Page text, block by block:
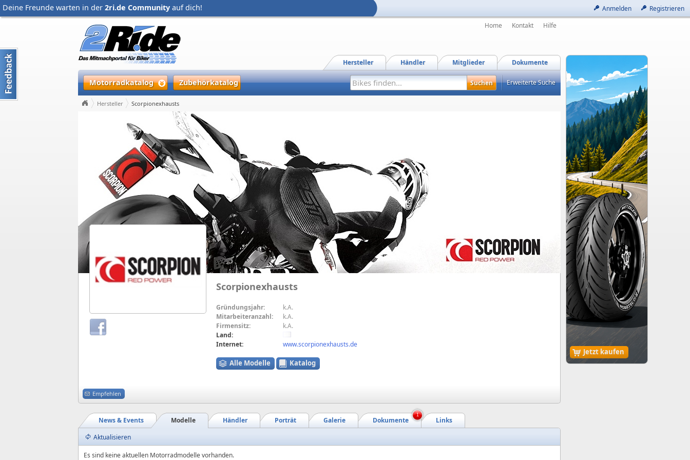
Anmelden Registrieren
Deine Freunde warten in der 2ri.de Community auf dich!
Jetzt kaufen
Home Kontakt Hilfe
Dokumente
Mitglieder
Händler
Hersteller
Motorradkatalog Zubehörkatalog Erweiterte Suche
Hersteller Scorpionexhausts
Scorpionexhausts
Gründungsjahr:
k.A.
Mitarbeiteranzahl:
k.A.
Firmensitz:
k.A.
Land:
Internet:
www.scorpionexhausts.de
Alle Modelle Katalog
Empfehlen
Links
Dokumente
Galerie
Porträt
Händler
Modelle
News & Events
1
Aktualisieren
Es sind keine aktuellen Motorradmodelle vorhanden.